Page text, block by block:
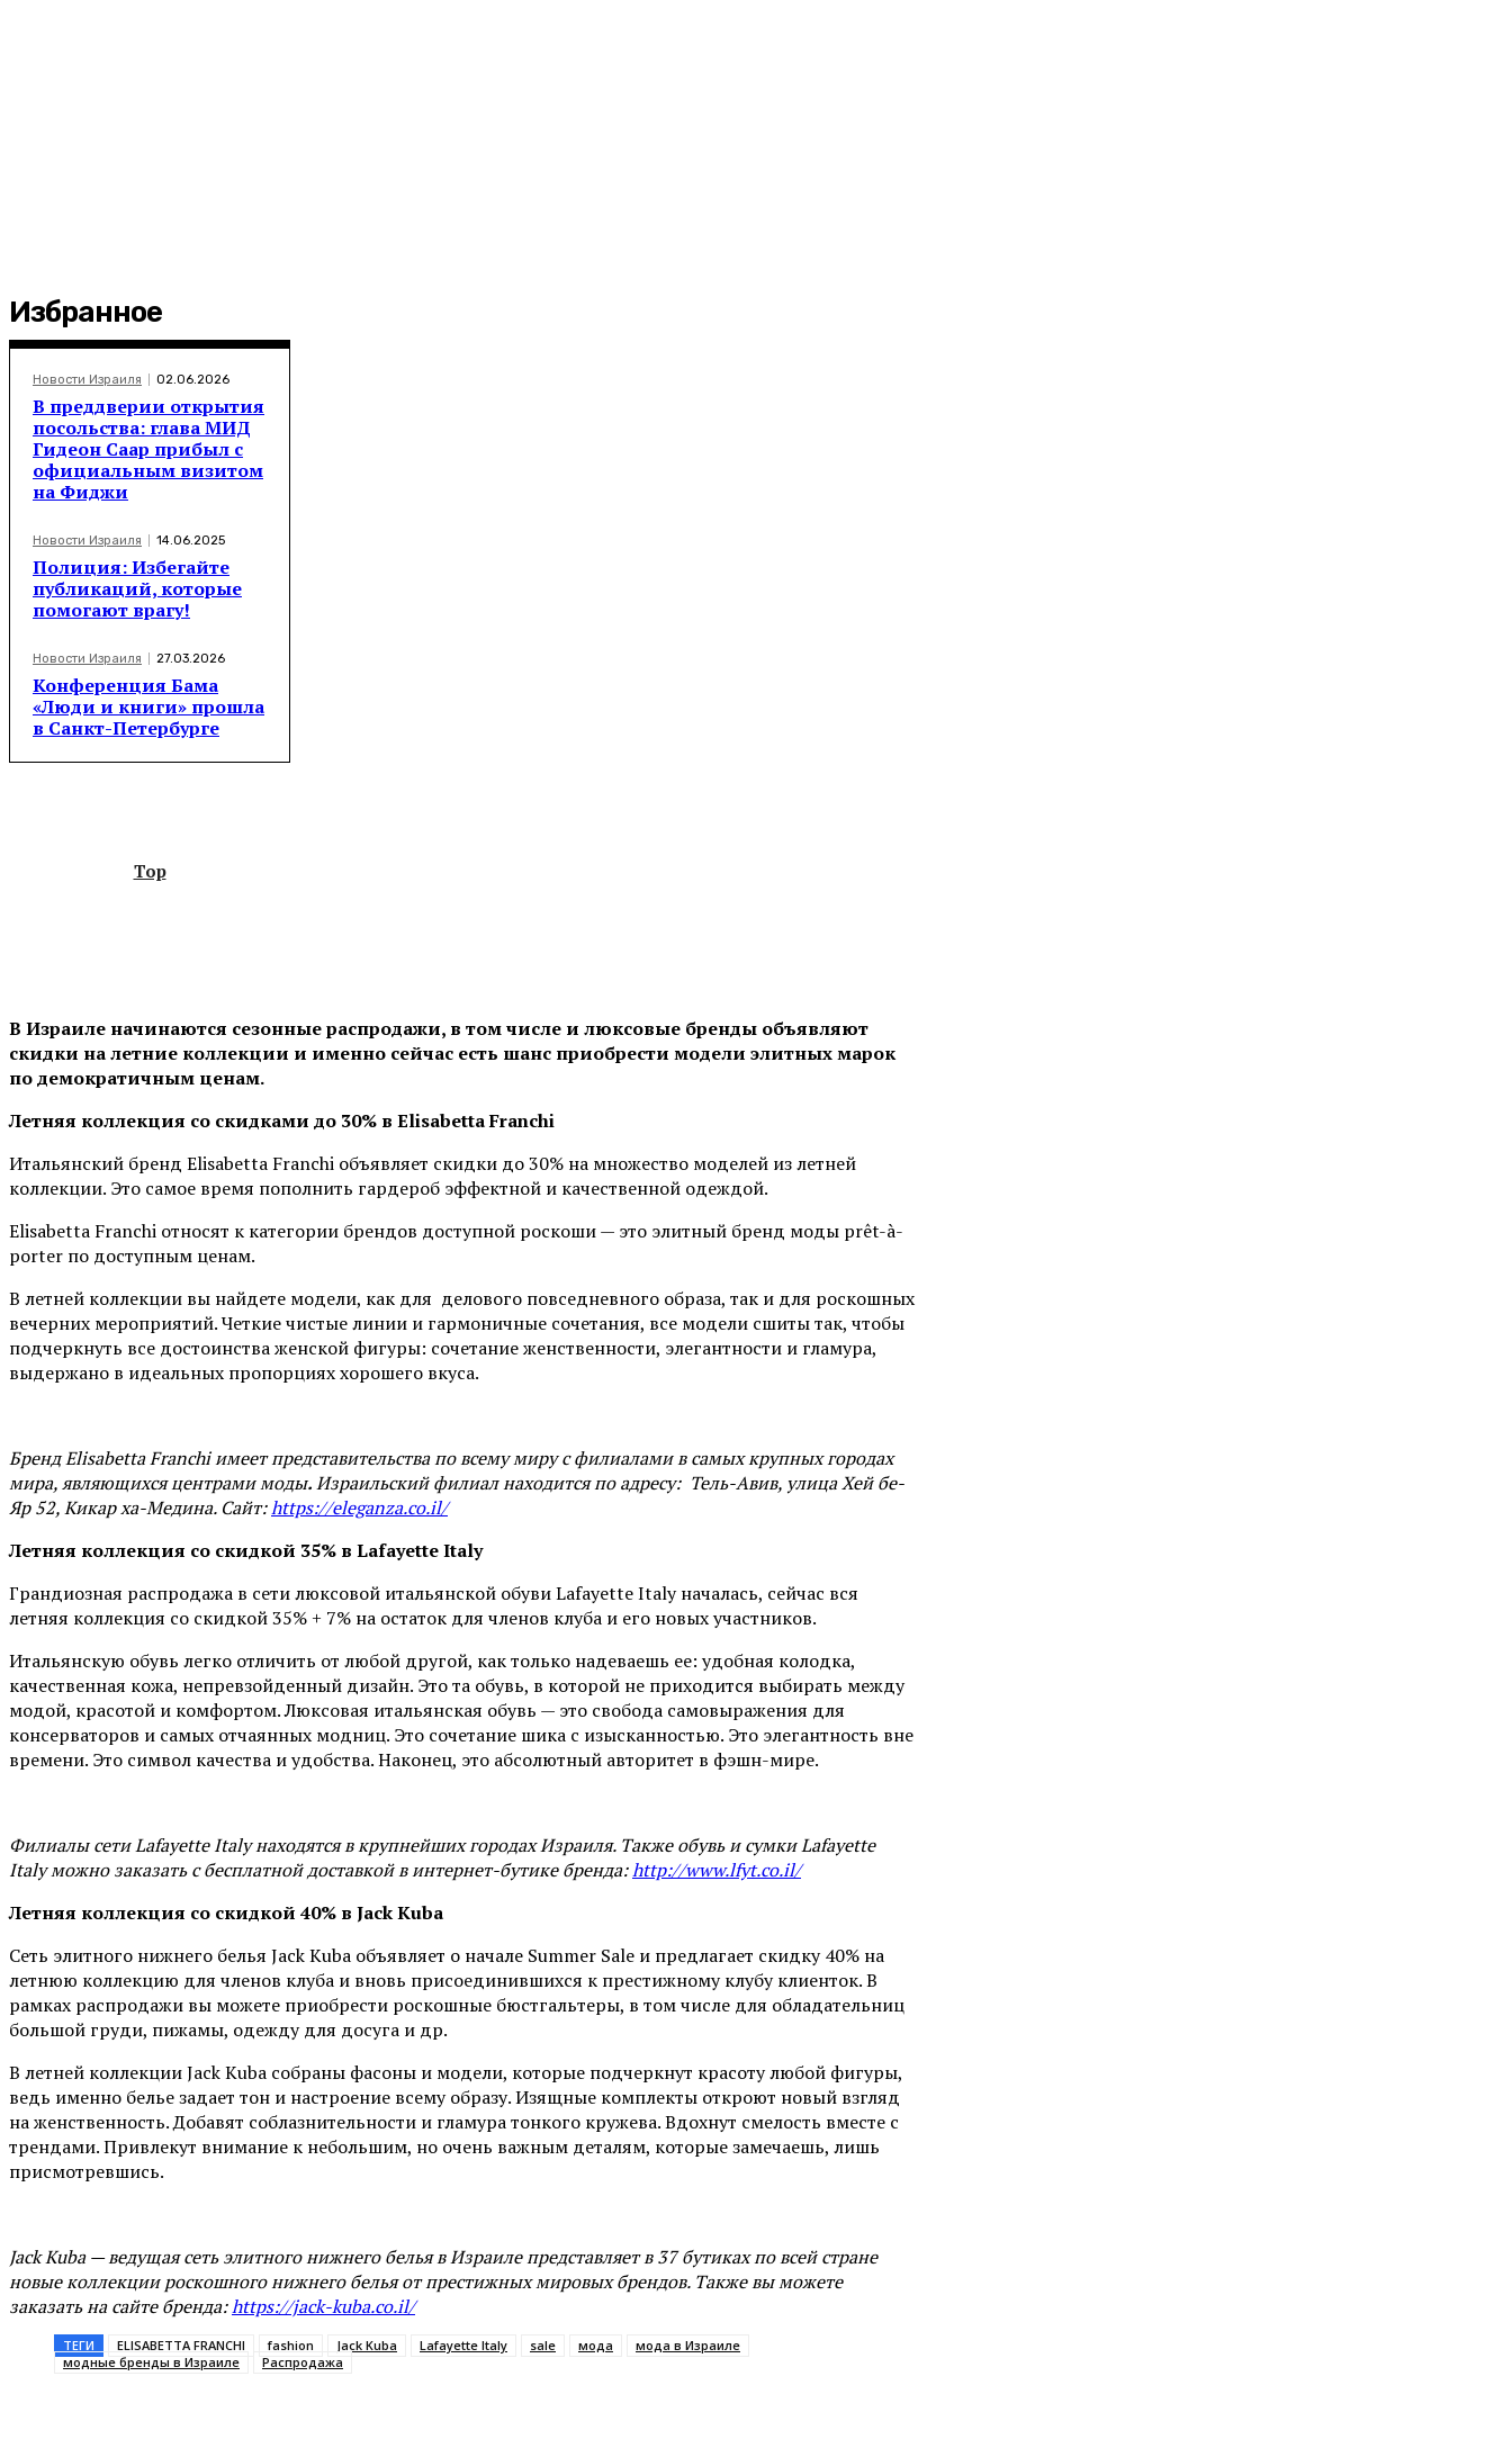
Избранное
Новости Израиля 02.06.2026
В преддверии открытия
посольства: глава МИД
Гидеон Саар прибыл с
официальным визитом
на Фиджи
Новости Израиля 14.06.2025
Полиция: Избегайте
публикаций, которые
помогают врагу!
Новости Израиля 27.03.2026
Конференция Бама
«Люди и книги» прошла
в Санкт-Петербурге
Top
В Израиле начинаются сезонные распродажи, в том числе и люксовые бренды объявляют
скидки на летние коллекции и именно сейчас есть шанс приобрести модели элитных марок
по демократичным ценам.
Летняя коллекция со скидками до 30% в ElisabettaFranchi
Итальянский бренд Elisabetta Franchi объявляет скидки до 30% на множество моделей из летней
коллекции. Это самое время пополнить гардероб эффектной и качественной одеждой.
Elisabetta Franchi относят к категории брендов доступной роскоши — это элитный бренд моды prêt-à-
porter по доступным ценам.
В летней коллекции вы найдете модели, как для делового повседневного образа, так и для роскошных
вечерних мероприятий. Четкие чистые линии и гармоничные сочетания, все модели сшиты так, чтобы
подчеркнуть все достоинства женской фигуры: сочетание женственности, элегантности и гламура,
выдержано в идеальных пропорциях хорошего вкуса.
БрендElisabettaFranchiимеет представительства по всему миру с филиалами в самых крупных городах
мира, являющихся центрами моды.Израильский филиал находится по адресу: Тель-Авив, улица Хей бе-
Яр 52, Кикар ха-Медина. Сайт:https://eleganza.co.il/
Летняя коллекция со скидкой 35% в LafayetteItaly
Грандиозная распродажа в сети люксовой итальянской обуви Lafayette Italy началась, сейчас вся
летняя коллекция со скидкой 35% + 7% на остаток для членов клуба и его новых участников.
Итальянскую обувь легко отличить от любой другой, как только надеваешь ее: удобная колодка,
качественная кожа, непревзойденный дизайн. Это та обувь, в которой не приходится выбирать между
модой, красотой и комфортом. Люксовая итальянская обувь — это свобода самовыражения для
консерваторов и самых отчаянных модниц. Это сочетание шика с изысканностью. Это элегантность вне
времени. Это символ качества и удобства. Наконец, это абсолютный авторитет в фэшн-мире.
Филиалы сети Lafayette Italy находятся в крупнейших городах Израиля. Также обувь и сумки Lafayette
Italy можно заказать с бесплатной доставкой в интернет-бутике бренда:http://www.lfyt.co.il/
Летняя коллекция со скидкой 40% в JackKuba
Сеть элитного нижнего белья Jack Kuba объявляет о начале Summer Sale и предлагает скидку 40% на
летнюю коллекцию для членов клуба и вновь присоединившихся к престижному клубу клиенток. В
рамках распродажи вы можете приобрести роскошные бюстгальтеры, в том числе для обладательниц
большой груди, пижамы, одежду для досуга и др.
В летней коллекции Jack Kuba собраны фасоны и модели, которые подчеркнут красоту любой фигуры,
ведь именно белье задает тон и настроение всему образу. Изящные комплекты откроют новый взгляд
на женственность. Добавят соблазнительности и гламура тонкого кружева. Вдохнут смелость вместе с
трендами. Привлекут внимание к небольшим, но очень важным деталям, которые замечаешь, лишь
присмотревшись.
JackKuba—ведущая сеть элитного нижнего белья в Израиле представляет в 37 бутиках по всей стране
новые коллекции роскошного нижнего белья от престижных мировых брендов. Также вы можете
заказать на сайте бренда:https://jack-kuba.co.il/
ТЕГИ ELISABETTA FRANCHI fashion Jack Kuba Lafayette Italy sale мода
мода в Израиле
модные бренды в Израиле
Распродажа